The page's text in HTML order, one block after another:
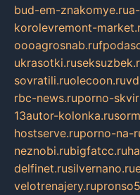
bud-em-znakomye.ru
korolevremont-
oooagrosnab.ru
ukrasotki.ru
sovratili.ruolecoon.ru
rbc-news.ruporno-
13autor-kolonka.ru
hostserve.ruporno-na-
neznobi.rubigfatcc.ru
delfinet.rusilvernano.ru
velotrenajery.ru